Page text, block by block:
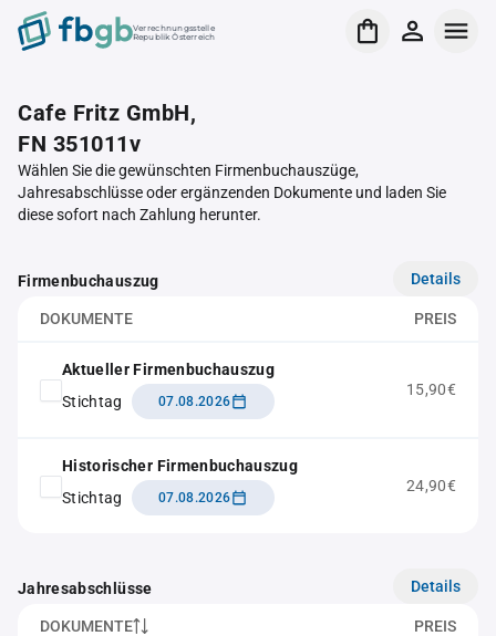
Verrechnungsstelle
Republik Österreich
Cafe Fritz GmbH,
FN 351011v
Wählen Sie die gewünschten Firmenbuchauszüge,
Jahresabschlüsse oder ergänzenden Dokumente und laden Sie
diese sofort nach Zahlung herunter.
Firmenbuchauszug Details
DOKUMENTE PREIS
Aktueller Firmenbuchauszug
Stichtag
07.08.2026
15,90€
Historischer Firmenbuchauszug
Stichtag
07.08.2026
24,90€
Jahresabschlüsse Details
DOKUMENTE PREIS